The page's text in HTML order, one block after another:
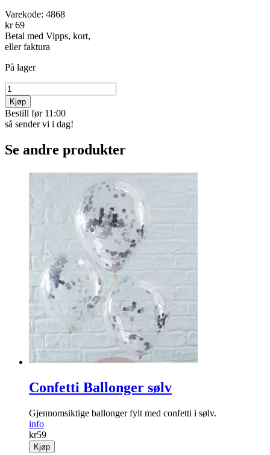
Varekode: 4868
kr 69
Betal med Vipps, kort,
eller faktura
På lager
Kjøp
Bestill før 11:00
så sender vi i dag!
Se andre produkter
Confetti Ballonger sølv
Gjennomsiktige ballonger fylt med confetti i sølv.
info
kr59
Kjøp